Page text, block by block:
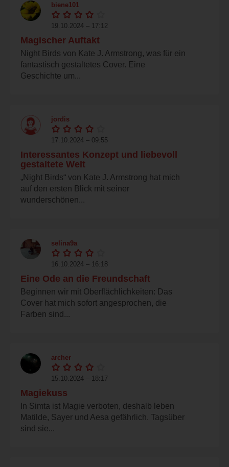
biene101
19.10.2024 – 17:12
Magischer Auftakt
Night Birds von Kate J. Armstrong, was für ein
fantastisch gestaltetes Cover. Eine
Geschichte um...
jordis
17.10.2024 – 09:55
Interessantes Konzept und liebevoll
gestaltete Welt
„Night Birds“ von Kate J. Armstrong hat mich
auf den ersten Blick mit seiner
wunderschönen...
selina9a
16.10.2024 – 16:18
Eine Ode an die Freundschaft
Beginnen wir mit Oberflächlichkeiten: Das
Cover hat mich sofort angesprochen, die
Farben sind...
archer
15.10.2024 – 18:17
Magiekuss
In Simta ist Magie verboten, deshalb leben
Matilde, Sayer und Aesa gefährlich. Tagsüber
sind sie...